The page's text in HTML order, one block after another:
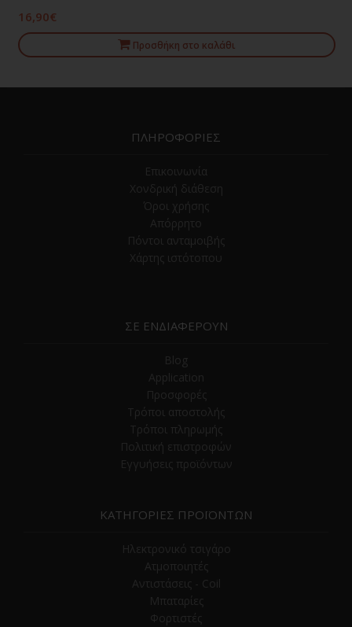
16,90€
Προσθήκη στο καλάθι
ΠΛΗΡΟΦΟΡΙΕΣ
Επικοινωνία
Χονδρική διάθεση
Όροι χρήσης
Απόρρητο
Πόντοι ανταμοιβής
Χάρτης ιστότοπου
ΣΕ ΕΝΔΙΑΦΕΡΟΥΝ
Blog
Application
Προσφορές
Τρόποι αποστολής
Τρόποι πληρωμής
Πολιτική επιστροφών
Εγγυήσεις προϊόντων
ΚΑΤΗΓΟΡΙΕΣ ΠΡΟΪΟΝΤΩΝ
Ηλεκτρονικό τσιγάρο
Ατμοποιητές
Αντιστάσεις - Coil
Μπαταρίες
Φορτιστές